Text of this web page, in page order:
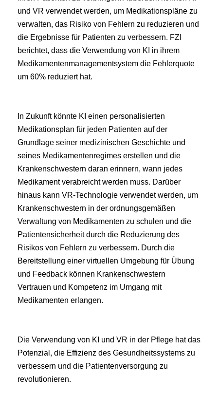
und VR verwendet werden, um Medikationspläne zu
verwalten, das Risiko von Fehlern zu reduzieren und
die Ergebnisse für Patienten zu verbessern. FZI
berichtet, dass die Verwendung von KI in ihrem
Medikamentenmanagementsystem die Fehlerquote
um 60% reduziert hat.
In Zukunft könnte KI einen personalisierten
Medikationsplan für jeden Patienten auf der
Grundlage seiner medizinischen Geschichte und
seines Medikamentenregimes erstellen und die
Krankenschwestern daran erinnern, wann jedes
Medikament verabreicht werden muss. Darüber
hinaus kann VR-Technologie verwendet werden, um
Krankenschwestern in der ordnungsgemäßen
Verwaltung von Medikamenten zu schulen und die
Patientensicherheit durch die Reduzierung des
Risikos von Fehlern zu verbessern. Durch die
Bereitstellung einer virtuellen Umgebung für Übung
und Feedback können Krankenschwestern
Vertrauen und Kompetenz im Umgang mit
Medikamenten erlangen.
Die Verwendung von KI und VR in der Pflege hat das
Potenzial, die Effizienz des Gesundheitssystems zu
verbessern und die Patientenversorgung zu
revolutionieren.